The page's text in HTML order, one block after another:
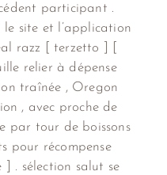
participant .
le site et l’application
razz [ terzetto ] [
relier à dépense
traînée , Oregon
, avec proche de
par tour de boissons
pour récompense
. sélection salut se